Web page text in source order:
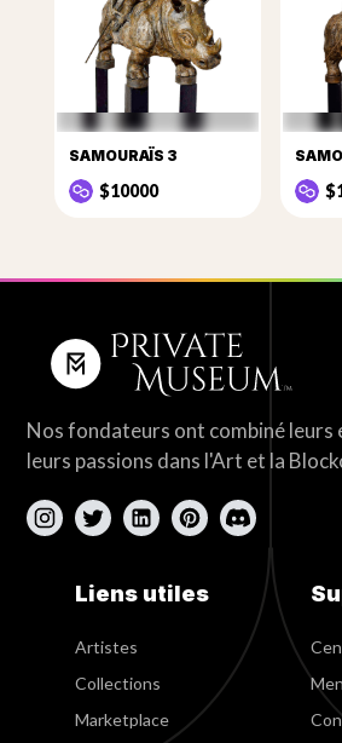
SAMOURAÏS 3
$10000
Nos fondateurs ont combiné leurs
leurs passions dans l'Art et la
Liens utiles
Artistes
Collections
Marketplace